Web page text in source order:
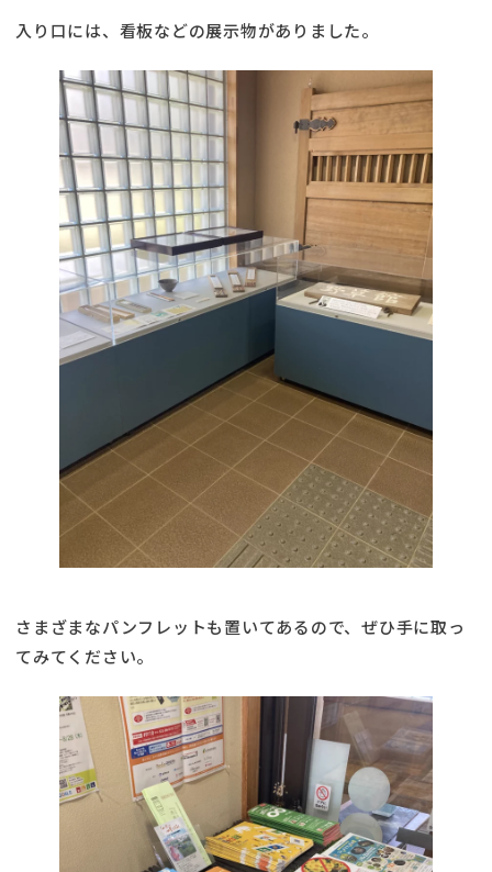
入り口には、看板などの展示物がありました。
さまざまなパンフレットも置いてあるので、ぜひ手に取っ
てみてください。